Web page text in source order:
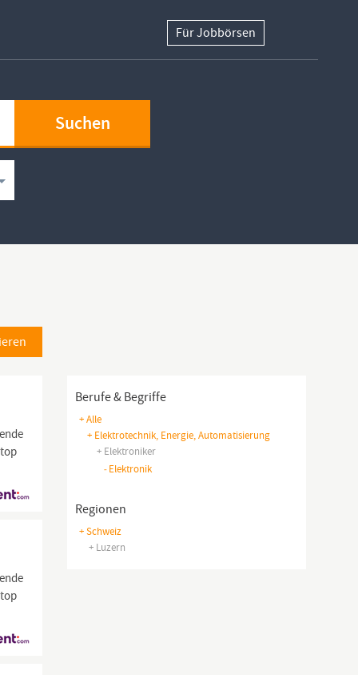
Für Jobbörsen
Berufe & Begriffe
+ Alle
+ Elektrotechnik, Energie, Automatisierung
+ Elektroniker
-Elektronik
Regionen
+ Schweiz
+ Luzern